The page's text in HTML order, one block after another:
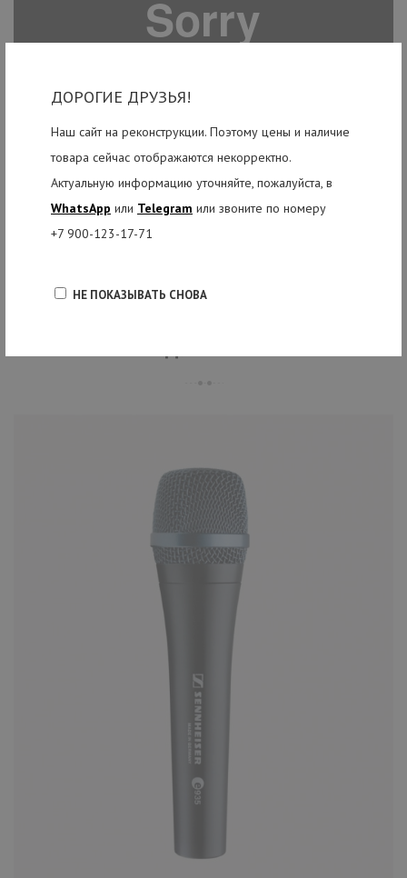
ДОРОГИЕ ДРУЗЬЯ!
Наш сайт на реконструкции. Поэтому цены и наличие
товара сейчас отображаются некорректно.
Актуальную информацию уточняйте, пожалуйста, в
WhatsApp или Telegram или звоните по номеру
+7 900-123-17-71
НЕ ПОКАЗЫВАТЬ СНОВА